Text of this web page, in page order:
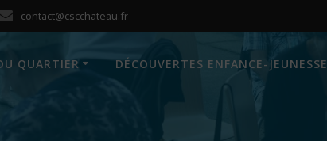
contact@cscchateau.fr
QUARTIER DÉCOUVERTES ENFANCE-JEUNESSE